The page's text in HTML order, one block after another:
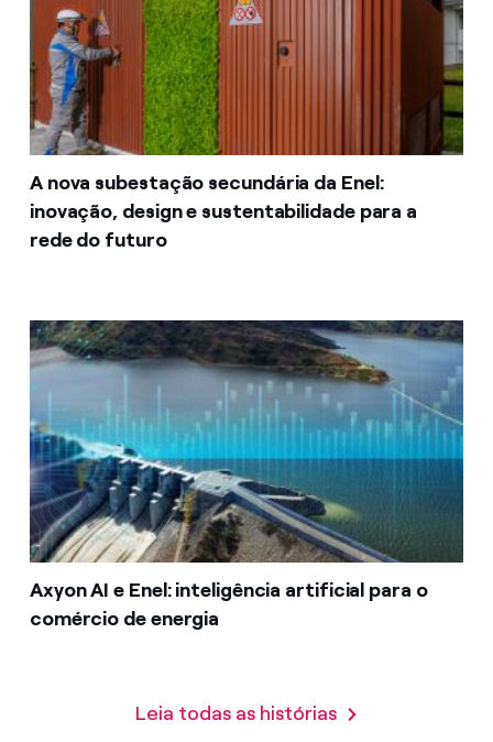
A nova subestação secundária da Enel:
inovação, design e sustentabilidade para a
rede do futuro
Axyon AI e Enel: inteligência artificial para o
comércio de energia
Leia todas as histórias